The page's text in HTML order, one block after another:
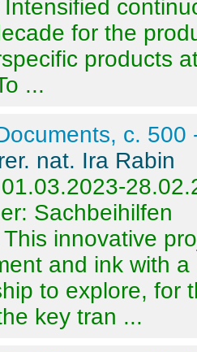
Intensified
for the
products
...
c. 500
nat. Ira Rabin
Sachbeihilfen
This innovative
and ink with
to explore, for
key tran ...